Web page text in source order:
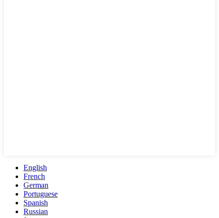
English
French
German
Portuguese
Spanish
Russian